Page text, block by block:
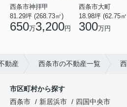
西条市神拝甲
81.29坪 (268.73㎡)
650万3,200円
西条市大町
18.98坪 (62.75
300万円
動産 西条市の不動産一覧
市区町村から探す
西条市
新居浜市
四国中央市